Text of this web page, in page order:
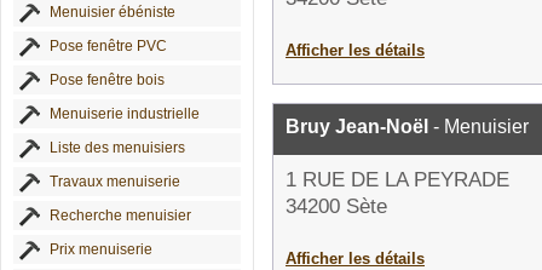
Menuisier ébéniste
Pose fenêtre PVC
Pose fenêtre bois
Menuiserie industrielle
Liste des menuisiers
Travaux menuiserie
Recherche menuisier
Prix menuiserie
Afficher les détails
Bruy Jean-Noël - Menuisier
1 RUE DE LA PEYRADE
34200 Sète
Afficher les détails